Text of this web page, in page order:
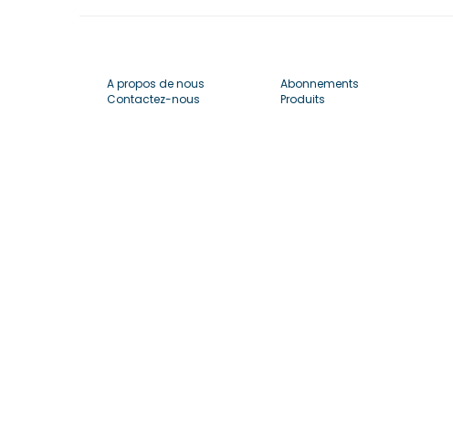
A propos de nous
Contactez-nous
Abonnements
Produits